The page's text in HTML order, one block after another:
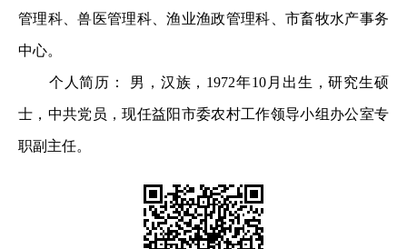
管理科、兽医管理科、渔业渔政管理科、市畜牧水产事务
中心。
个人简历： 男，汉族，1972年10月出生，研究生硕
士，中共党员，现任益阳市委农村工作领导小组办公室专
职副主任。